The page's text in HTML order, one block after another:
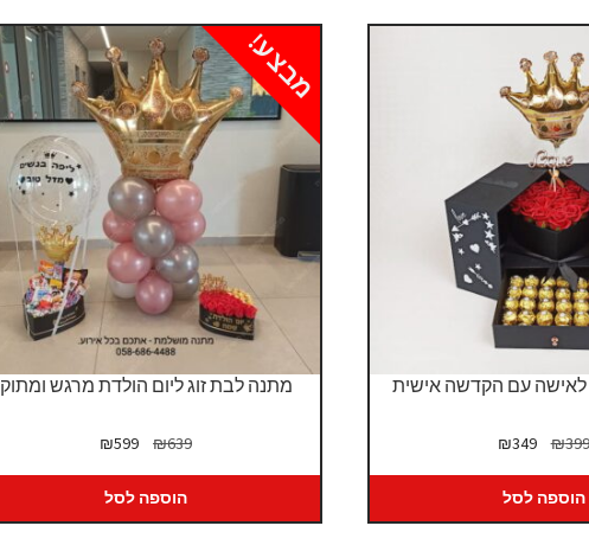
לאישה עם הקדשה אישית
₪399
המחיר
היה:
₪399.
₪349
₪349.
הוספה לסל
מתנה לבת זוג ליום הולדת מרגש ומתוק
מבצע!
₪639
המחיר
היה:
₪639.
₪599
המחיר
₪599.
הוספה לסל